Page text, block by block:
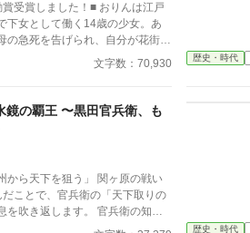
ました！■ おりんは江戸
下女として働く14歳の少女。あ
の急死を告げられ、自分が花街へ
た彼女はその場から逃げだした。
しれない――そんな絶望のどん底
迫る彼女を
で住み込みで働くことが決まる。
清之進とともに生活を始めるの
とはかけ離れた腕っぷしのよさ
うしてともに生活
を開いていった――その矢先のこ
奪った犯人が発覚すると同時
刃が迫り――。 とある秘密
文字数：70,930 歴史・時代
鏡の覇王 〜黒田官兵衛、も
下を狙う」 関ヶ原の戦い
ことで、官兵衛の「天下取りの
を吹き返します。 官兵衛の知
との駆け引き、そして豊臣秀頼を
歴史・時代